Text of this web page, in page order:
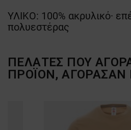
ΥΛΙΚΟ: 100% ακρυλικό·
πολυεστέρας
ΠΕΛΆΤΕΣ ΠΟΥ
ΠΡΟΪΌΝ, ΑΓΌΡΑΣΑΝ